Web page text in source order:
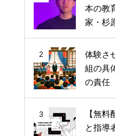
本の教
家・杉
2
体験さ
組の具
の責任
3
【無
と指導